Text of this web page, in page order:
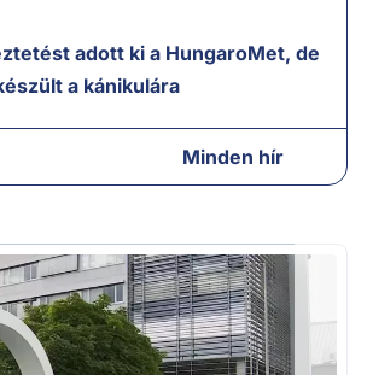
adott ki a HungaroMet, de
a kánikulára
Minden hír